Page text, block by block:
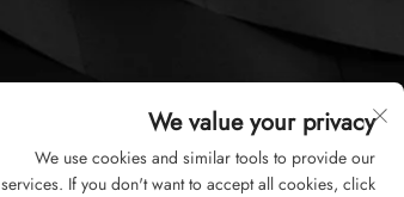
We value your privacy
We use cookies and similar tools to provide our
services. If you don't want to accept all cookies, click